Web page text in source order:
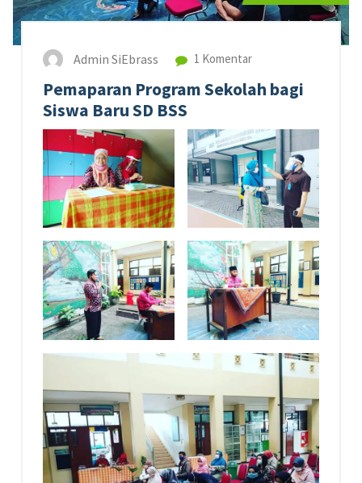
Admin SiEbrass 1 Komentar
Pemaparan Program Sekolah bagi
Siswa Baru SD BSS